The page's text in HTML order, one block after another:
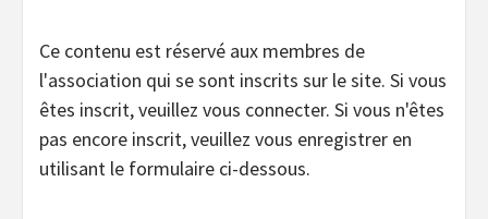
Ce contenu est réservé aux membres de
l'association qui se sont inscrits sur le site. Si vous
êtes inscrit, veuillez vous connecter. Si vous n'êtes
pas encore inscrit, veuillez vous enregistrer en
utilisant le formulaire ci-dessous.